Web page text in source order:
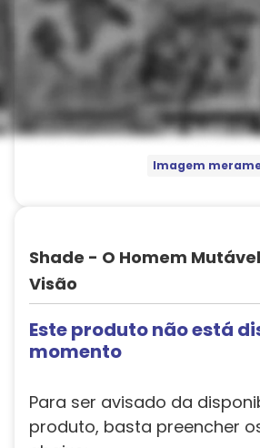
Imagem
Shade - O Homem
Visão
Este produto não está
momento
Para ser avisado da
produto, basta preencher